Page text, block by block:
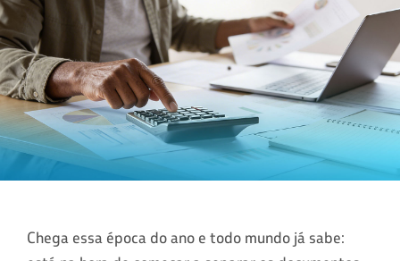
Chega essa época do ano e todo mundo já sabe: